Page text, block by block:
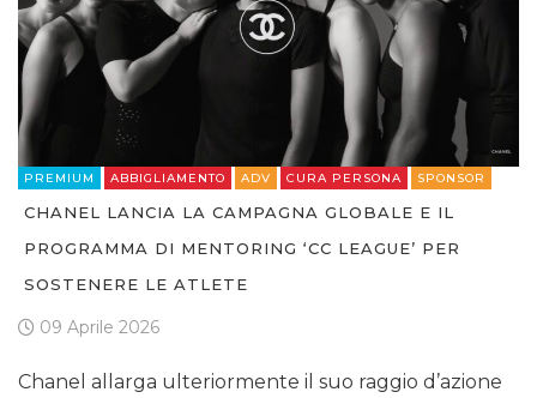
PREMIUM ABBIGLIAMENTO ADV CURA PERSONA SPONSOR
CHANEL LANCIA LA CAMPAGNA GLOBALE E IL
PROGRAMMA DI MENTORING ‘CC LEAGUE’ PER
SOSTENERE LE ATLETE
09 Aprile 2026
Chanel allarga ulteriormente il suo raggio d’azione